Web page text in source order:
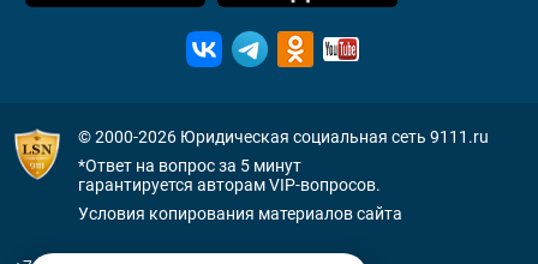
© 2000-2026 Юридическая социальная сеть 9111.ru
*Ответ на вопрос за 5 минут
гарантируется авторам VIP-вопросов.
Условия копирования материалов сайта